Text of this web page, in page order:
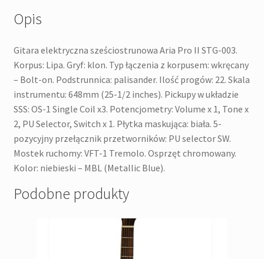
Opis
Gitara elektryczna sześciostrunowa Aria Pro II STG-003.
Korpus: Lipa. Gryf: klon. Typ łączenia z korpusem: wkręcany
– Bolt-on. Podstrunnica: palisander. Ilość progów: 22. Skala
instrumentu: 648mm (25-1/2 inches). Pickupy w układzie
SSS: OS-1 Single Coil x3. Potencjometry: Volume x 1, Tone x
2, PU Selector, Switch x 1. Płytka maskująca: biała. 5-
pozycyjny przełącznik przetworników: PU selector SW.
Mostek ruchomy: VFT-1 Tremolo. Osprzęt chromowany.
Kolor: niebieski – MBL (Metallic Blue).
Podobne produkty